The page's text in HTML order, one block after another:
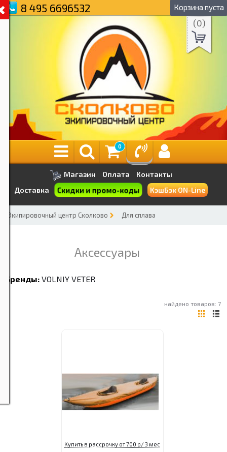
8 495 6696532 Корзина пуста
(0)
0
Магазин Оплата
Контакты
Доставка
Скидки и промо-коды КэшБэк ON-Line
Экипировочный центр Сколково Для сплава
Аксессуары
Бренды: VOLNIY VETER
найдено товаров: 7
Купить в рассрочку от 700 р/ 3 мес